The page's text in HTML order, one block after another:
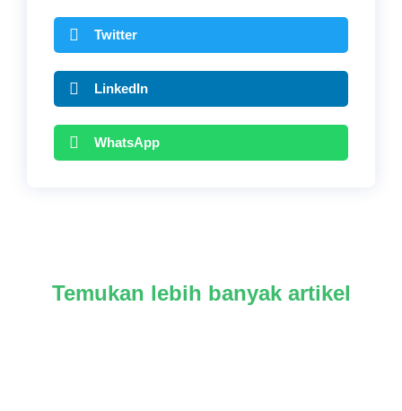
Twitter
LinkedIn
WhatsApp
Temukan lebih banyak artikel